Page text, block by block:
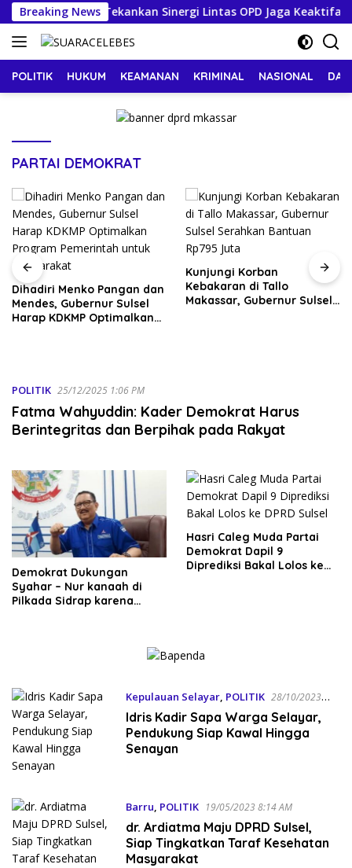
Langsung
ke
konten
Breaking News
Makassar Tekankan Sinergi Lintas OPD Jaga Keaktifan
POLITIK HUKUM KEAMANAN KRIMINAL NASIONAL
PARTAI DEMOKRAT
Dihadiri Menko Pangan dan
Mendes, Gubernur Sulsel
Harap KDKMP Optimalkan
Kunjungi Korban
Kebakaran di Tallo
Makassar, Gubernur Sulsel
POLITIK 25/12/2025 1:06 PM
Fatma Wahyuddin: Kader Demokrat Harus
Berintegritas dan Berpihak pada Rakyat
Demokrat Dukungan
Syahar – Nur kanaah di
Pilkada Sidrap karena
Hasri Caleg Muda Partai
Demokrat Dapil 9
Diprediksi Bakal Lolos ke
Kepulauan Selayar, POLITIK 28/10/2023
3:15 PM
Idris Kadir Sapa Warga Selayar,
Pendukung Siap Kawal Hingga
Senayan
Barru, POLITIK 19/05/2023 8:14 AM
dr. Ardiatma Maju DPRD Sulsel,
Siap Tingkatkan Taraf Kesehatan
Masyarakat